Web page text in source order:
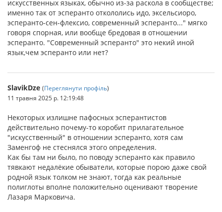
искусственных языках, обычно из-за раскола в сообществе;
именно так от эсперанто откололись идо, эксельсиоро,
эсперанто-сен-флексио, современный эсперанто..." мягко
говоря спорная, или вообще бредовая в отношении
эсперанто. "Современный эсперанто" это некий иной
язык,чем эсперанто или нет?
SlavikDze (Переглянути профіль)
11 травня 2025 р. 12:19:48
Некоторых излишне пафосных эсперантистов
действительно почему-то коробит прилагательное
"искусственный" в отношении эсперанто, хотя сам
Заменгоф не стеснялся этого определения.
Как бы там ни было, по поводу эсперанто как правило
тявкают недалёкие обыватели, которые порою даже свой
родной язык толком не знают, тогда как реальные
полиглоты вполне положительно оценивают творение
Лазаря Марковича.